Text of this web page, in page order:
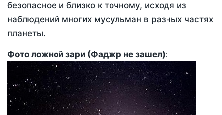
безопасное и близко к точному, исходя из
наблюдений многих мусульман в разных частях
планеты.
Фото ложной зари (Фаджр не зашел):